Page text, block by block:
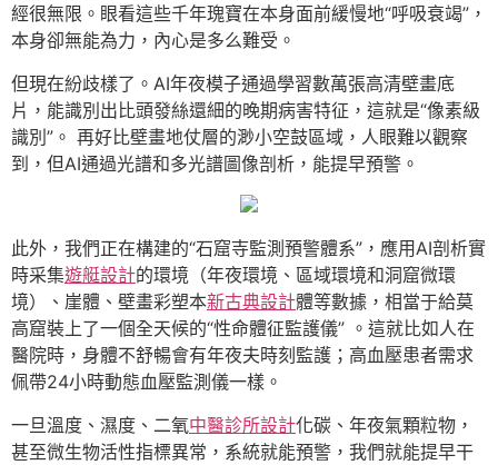
經很無限。眼看這些千年瑰寶在本身面前緩慢地“呼吸衰竭”，
本身卻無能為力，內心是多么難受。
但現在紛歧樣了。AI年夜模子通過學習數萬張高清壁畫底
片，能識別出比頭發絲還細的晚期病害特征，這就是“像素級
識別”。 再好比壁畫地仗層的渺小空鼓區域，人眼難以觀察
到，但AI通過光譜和多光譜圖像剖析，能提早預警。
此外，我們正在構建的“石窟寺監測預警體系”，應用AI剖析實
時采集遊艇設計的環境（年夜環境、區域環境和洞窟微環
境）、崖體、壁畫彩塑本新古典設計體等數據，相當于給莫
高窟裝上了一個全天候的“性命體征監護儀” 。這就比如人在
醫院時，身體不舒暢會有年夜夫時刻監護；高血壓患者需求
佩帶24小時動態血壓監測儀一樣。
一旦溫度、濕度、二氧中醫診所設計化碳、年夜氣顆粒物，
甚至微生物活性指標異常，系統就能預警，我們就能提早干